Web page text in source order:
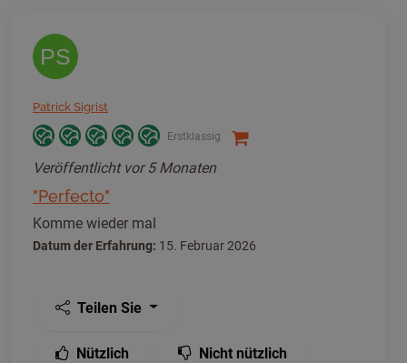
PS
Patrick Sigrist
Erstklassig
Veröffentlicht vor 5 Monaten
"Perfecto"
Komme wieder mal
Datum der Erfahrung: 15. Februar 2026
Teilen Sie
Nützlich Nicht nützlich